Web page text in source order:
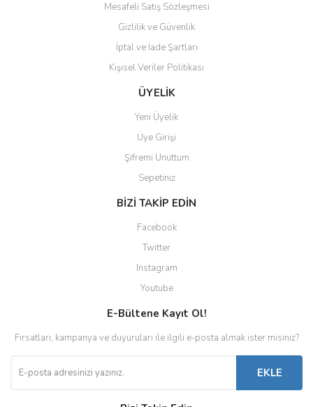
Mesafeli Satış Sözleşmesi
Gizlilik ve Güvenlik
İptal ve İade Şartları
Kişisel Veriler Politikası
ÜYELİK
Yeni Üyelik
Üye Girişi
Şifremi Unuttum
Sepetiniz
BİZİ TAKİP EDİN
Facebook
Twitter
Instagram
Youtube
E-Bültene Kayıt Ol!
Fırsatları, kampanya ve duyuruları ile ilgili e-posta almak ister misiniz?
EKLE